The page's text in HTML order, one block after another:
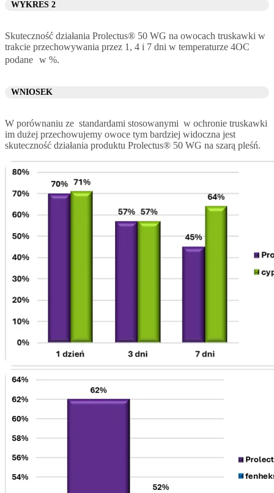
WYKRES 2
Skuteczność działania Prolectus® 50 WG na owocach truskawki w
trakcie przechowywania przez 1, 4 i 7 dni w temperaturze 4OC
podane w %.
WNIOSEK
W porównaniu ze standardami stosowanymi w ochronie truskawki
im dużej przechowujemy owoce tym bardziej widoczna jest
skuteczność działania produktu Prolectus® 50 WG na szarą pleśń.